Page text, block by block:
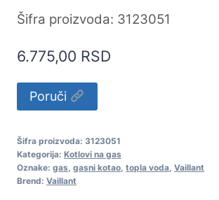
Šifra proizvoda: 3123051
6.775,00 RSD
Poruči
Šifra proizvoda: 3123051
Kategorija: Kotlovi na gas
Oznake: gas, gasni kotao, topla voda, Vaillant
Brend: Vaillant